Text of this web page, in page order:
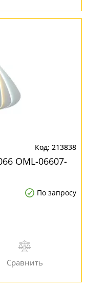
213838
OML-06607-
По запросу